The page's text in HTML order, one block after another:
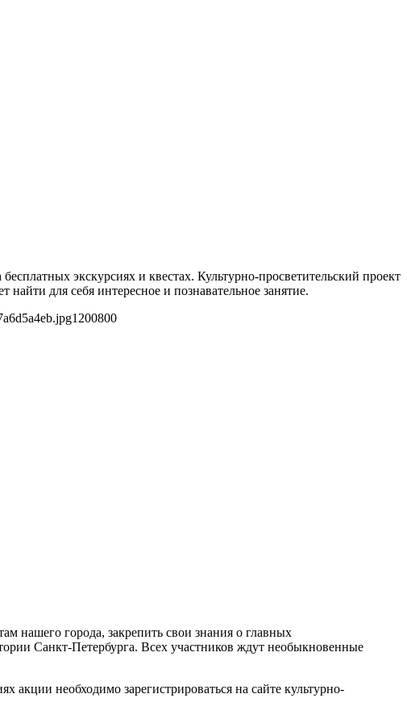
экскурсиях и квестах. Культурно-просветительский проект
для себя интересное и познавательное занятие.
1200800
нашего города, закрепить свои знания о главных
Санкт-Петербурга. Всех участников ждут необыкновенные
необходимо зарегистрироваться на сайте культурно-